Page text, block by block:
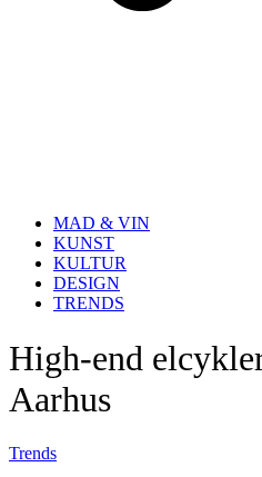
MAD & VIN
KUNST
KULTUR
DESIGN
TRENDS
High-end
Aarhus
Trends